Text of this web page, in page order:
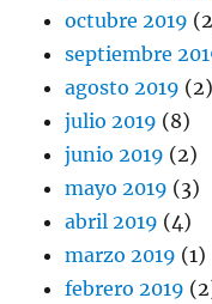
octubre 2019
septiembre
agosto 2019 (2)
julio 2019 (8)
junio 2019 (2)
mayo 2019 (3)
abril 2019 (4)
marzo 2019 (1)
febrero 2019